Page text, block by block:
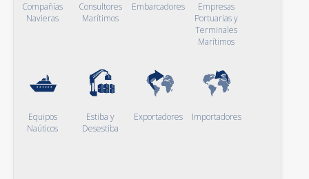
Compañías
Navieras
Consultores
Marítimos
Embarcadores
Empresas
Portuarias y
Terminales
Marítimos
Equipos
Naúticos
Estiba y
Desestiba
Exportadores Importadores